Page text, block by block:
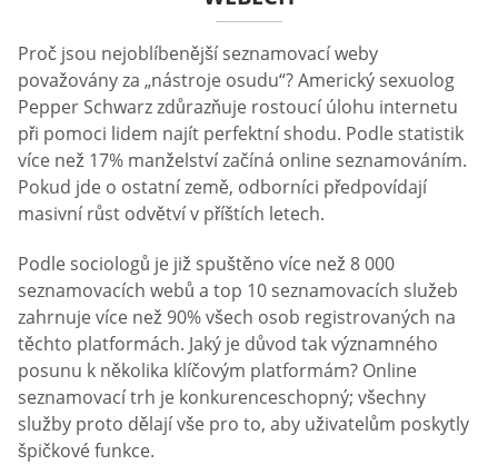
Proč jsou nejoblíbenější seznamovací weby
považovány za „nástroje osudu“? Americký sexuolog
Pepper Schwarz zdůrazňuje rostoucí úlohu internetu
při pomoci lidem najít perfektní shodu. Podle statistik
více než 17% manželství začíná online seznamováním.
Pokud jde o ostatní země, odborníci předpovídají
masivní růst odvětví v příštích letech.
Podle sociologů je již spuštěno více než 8 000
seznamovacích webů a top 10 seznamovacích služeb
zahrnuje více než 90% všech osob registrovaných na
těchto platformách. Jaký je důvod tak významného
posunu k několika klíčovým platformám? Online
seznamovací trh je konkurenceschopný; všechny
služby proto dělají vše pro to, aby uživatelům poskytly
špičkové funkce.